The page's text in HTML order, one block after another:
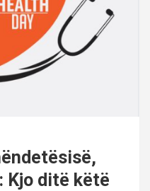
Kjo ditë këtë